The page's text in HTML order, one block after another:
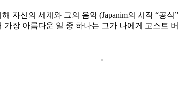
자신의 세계와 그의 음악 (Japanim의 시작 “공식”
장 아름다운 일 중 하나는 그가 나에게 고스트 버